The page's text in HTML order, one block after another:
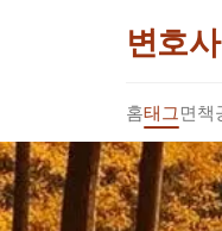
변호
홈태그면책